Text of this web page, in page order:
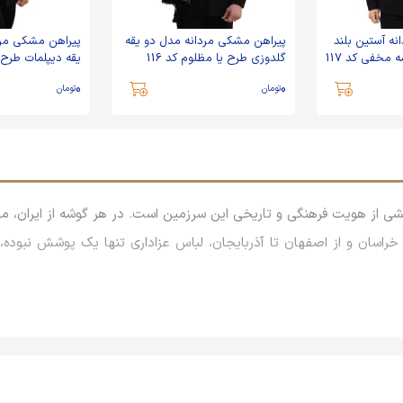
آستین بلند
کد 117
پیراهن مشکی مردانه مدل دو یقه
گلدوزی طرح یا مظلوم کد 116
0تومان
پیراهن مشکی
یقه دیپلمات طرح
0تومان
هویت فرهنگی و تاریخی این سرزمین است. در هر گوشه از ایران،
خراسان و از اصفهان تا آذربایجان، لباس عزاداری تنها یک پوشش